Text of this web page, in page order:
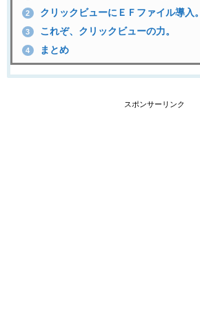
2 クリックビューにＥＦファイル導入。
3 これぞ、クリックビューの力。
4 まとめ
スポンサーリンク